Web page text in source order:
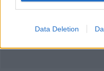
Data Deletion